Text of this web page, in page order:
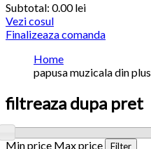
Subtotal: 0.00 lei
Vezi cosul
Finalizeaza comanda
Home
papusa muzicala din plus
filtreaza dupa pret
Min price Max price Filter